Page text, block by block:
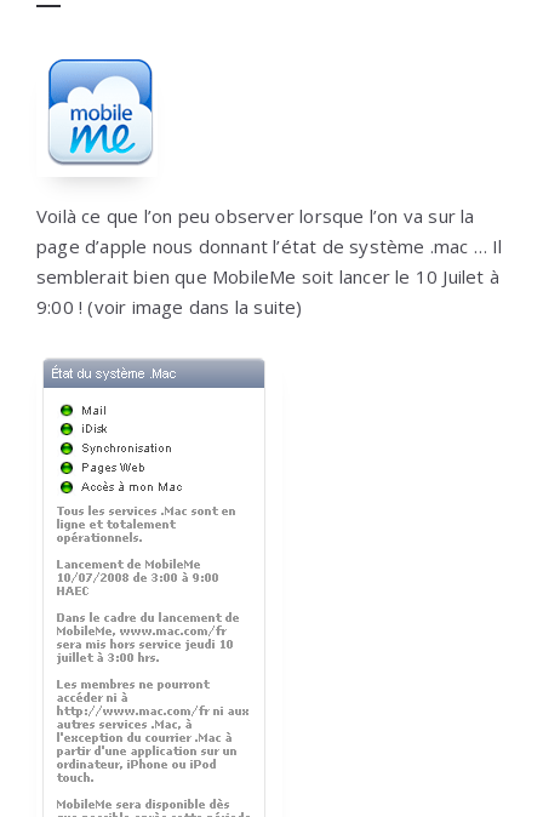
Voilà ce que l’on peu observer lorsque l’on va sur la
page d’apple nous donnant l’état de système .mac … Il
semblerait bien que MobileMe soit lancer le 10 Juilet à
9:00 ! (voir image dans la suite)